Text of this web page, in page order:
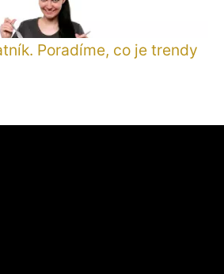
Poradíme, co je trendy